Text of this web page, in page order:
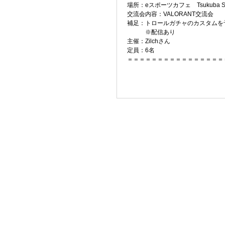
場所：eスポーツカフェ Tsukuba
交流会内容：VALORANT交流会
補足：トロールガチャのカスタムを
※配信あり
主催：Zilchさん
定員：6名
＝＝＝＝＝＝＝＝＝＝＝＝＝＝＝＝